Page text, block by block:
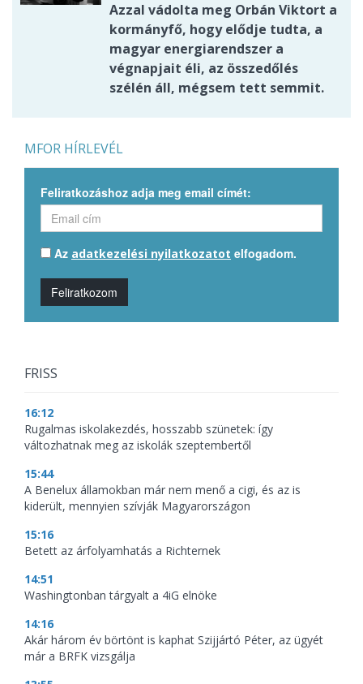
Azzal vádolta meg Orbán Viktort a
kormányfő, hogy elődje tudta, a
magyar energiarendszer a
végnapjait éli, az összedőlés
szélén áll, mégsem tett semmit.
MFOR HÍRLEVÉL
Feliratkozáshoz adja meg email címét:
Az adatkezelési nyilatkozatot elfogadom.
Feliratkozom
FRISS
16:12
Rugalmas iskolakezdés, hosszabb szünetek: így
változhatnak meg az iskolák szeptembertől
15:44
A Benelux államokban már nem menő a cigi, és az is
kiderült, mennyien szívják Magyarországon
15:16
Betett az árfolyamhatás a Richternek
14:51
Washingtonban tárgyalt a 4iG elnöke
14:16
Akár három év börtönt is kaphat Szijjártó Péter, az ügyét
már a BRFK vizsgálja